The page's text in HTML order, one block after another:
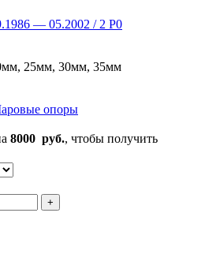
— 05.2002 / 2 P0
25мм, 30мм, 35мм
опоры
8000 руб., чтобы получить